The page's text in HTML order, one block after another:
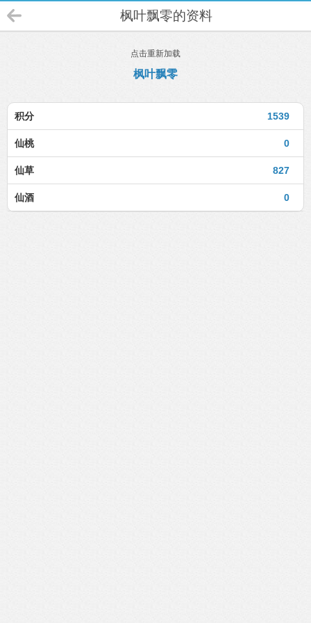
枫叶飘零的资料
点击重新加载
枫叶飘零
1539
积分
0
仙桃
827
仙草
0
仙酒